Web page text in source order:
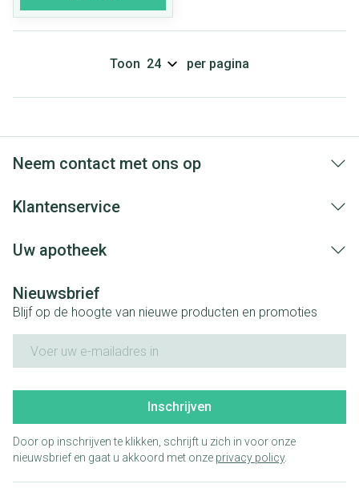
Toon per pagina
Neem contact met ons op
Klantenservice
Uw apotheek
Nieuwsbrief
Blijf op de hoogte van nieuwe producten en promoties
Inschrijven
Door op inschrijven te klikken, schrijft u zich in voor onze
nieuwsbrief en gaat u akkoord met onze privacy policy.